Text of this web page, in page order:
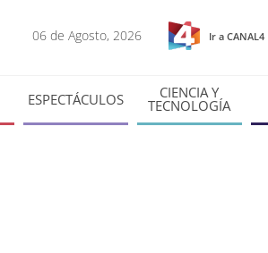
06 de Agosto, 2026 Ir a CANAL4
ESPECTÁCULOS CIENCIA Y
TECNOLOGÍA